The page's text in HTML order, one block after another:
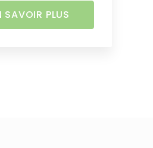
SAVOIR PLUS